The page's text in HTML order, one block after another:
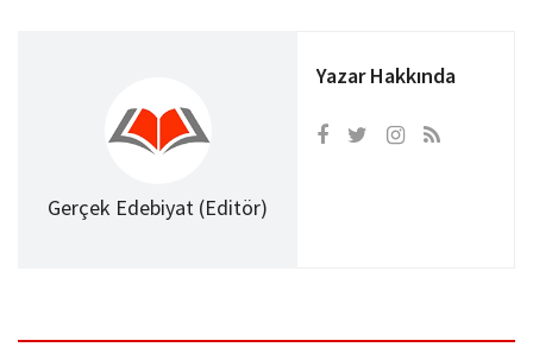
Gerçek Edebiyat (Editör)
Yazar Hakkında